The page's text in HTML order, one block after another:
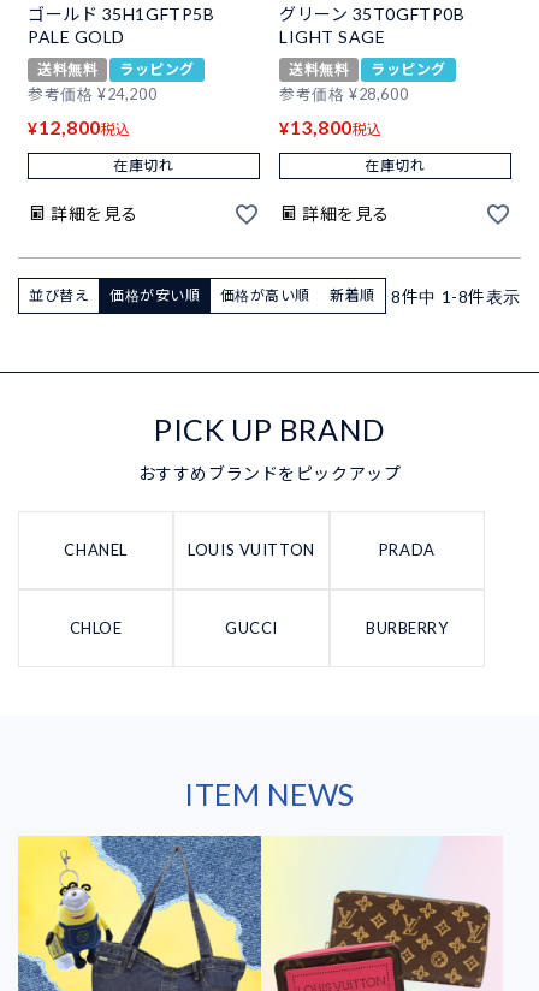
ゴールド 35H1GFTP5B
PALE GOLD
送料無料
ラッピング
参考価格 ¥24,200
¥12,800税込
在庫切れ
詳細を見る
グリーン 35T0GFTP0B
LIGHT SAGE
送料無料
ラッピング
参考価格 ¥28,600
¥13,800税込
在庫切れ
詳細を見る
並び替え 価格が安い順 価格が高い順 新着順 8件中 1 -8件表示
PICK UP BRAND
おすすめブランドをピックアップ
CHANEL LOUIS VUITTON PRADA
CHLOE GUCCI BURBERRY
ITEM NEWS